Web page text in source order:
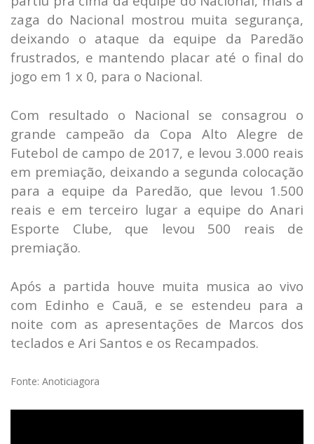
zaga do Nacional mostrou muita segurança,
deixando o ataque da equipe da Paredão
frustrados, e mantendo placar até o final do
jogo em 1 x 0, para o Nacional.
Com resultado o Nacional se consagrou o
grande campeão da Copa Alto Alegre de
Futebol de campo de 2017, e levou 3.000 reais
em premiação, deixando a segunda colocação
para a equipe da Paredão, que levou 1.500
reais e em terceiro lugar a equipe do Anari
Esporte Clube, que levou 500 reais de
premiação.
Após a partida houve muita musica ao vivo
com Edinho e Cauã, e se estendeu para a
noite com as apresentações de Marcos dos
teclados e Ari Santos e os Recampados.
Fonte: Anoticiagora